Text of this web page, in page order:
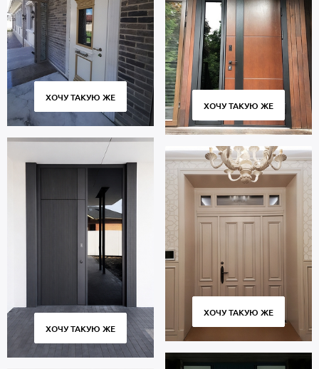
ХОЧУ ТАКУЮ ЖЕ
ХОЧУ ТАКУЮ ЖЕ
ХОЧУ ТАКУЮ ЖЕ
ХОЧУ ТАКУЮ ЖЕ